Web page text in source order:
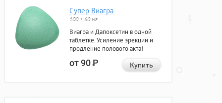
Супер Виагра
100 + 60 мг
Виагра и Дапоксетин в одной
таблетке. Усиление эрекции и
продление полового акта!
от 90Р Купить